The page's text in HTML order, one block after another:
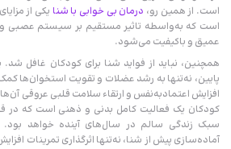
است. از همین رو، درمان بی‌ خوابی با شنا یکی از
است که به‌واسطه تاثیر مستقیم بر سیستم عصبی
عمیق و باکیفیت می‌شود.
همچنین، نباید از فواید شنا برای کودکان غافل
پایین، نه‌تنها به رشد عضلات و تقویت استخوان‌ها
افزایش اعتمادبه‌نفس و ارتقاء سلامت قلبی عروقی
کودکان یک فعالیت کامل بدنی و ذهنی است که در
سبک زندگی سالم در سال‌های آینده خواهد
آماده‌سازی پیش از شنا، نه‌تنها اثرگذاری تمرینات